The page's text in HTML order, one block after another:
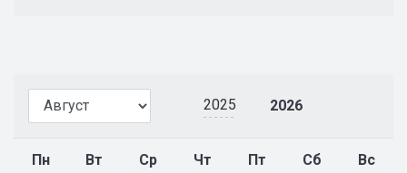
2025 2026
Пн Вт Ср Чт Пт Сб Вс